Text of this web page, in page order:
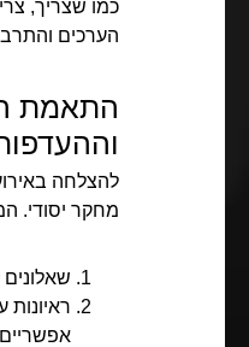
כמו שצריך,
הערכים
התאמת
להצלחה
מחקר יסודי.
שאלונים
אפשריים